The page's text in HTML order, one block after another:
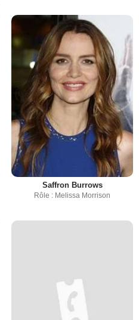
Saffron Burrows
Rôle : Melissa Morrison